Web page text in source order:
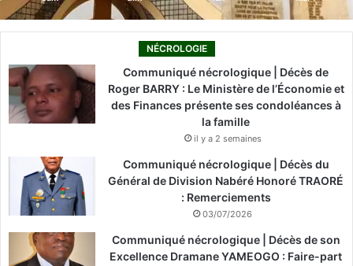
NÉCROLOGIE
Communiqué nécrologique | Décès de
Roger BARRY : Le Ministère de l’Économie et
des Finances présente ses condoléances à
la famille
il y a 2 semaines
Communiqué nécrologique | Décès du
Général de Division Nabéré Honoré TRAORÉ
: Remerciements
03/07/2026
Communiqué nécrologique | Décès de son
Excellence Dramane YAMEOGO : Faire-part